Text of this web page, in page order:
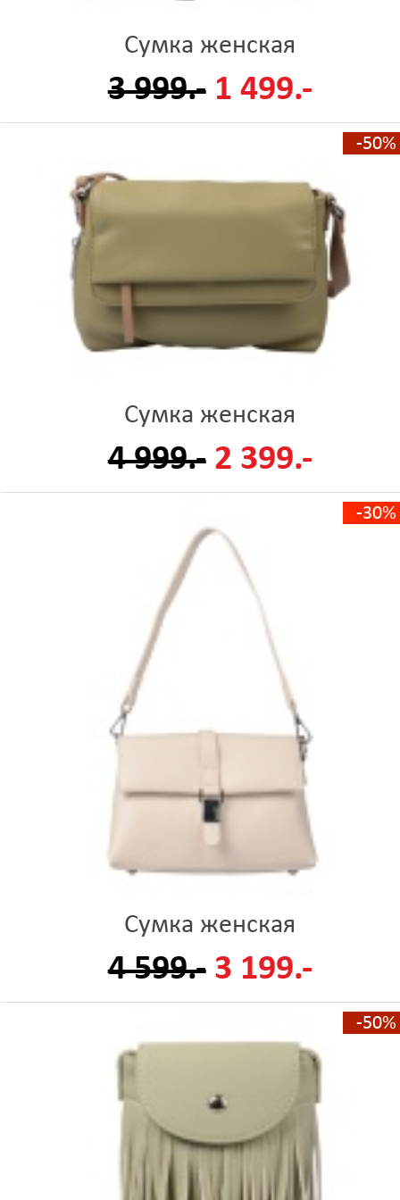
Сумка женская
3 999.- 1 499.-
-50%
Сумка женская
4 999.- 2 399.-
-30%
Сумка женская
4 599.- 3 199.-
-50%